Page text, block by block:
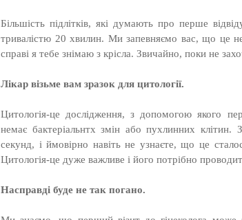
Більшість підлітків, які думають про перше
тривалістю 20 хвилин. Ми запевняємо вас, що це
справі я тебе знімаю з крісла. Звичайно, поки не
Лікар візьме вам зразок для цитології.
Цитологія-це дослідження, з допомогою якого
немає бактеріальнтх змін або пухлинних
секунд, і ймовірно навіть не узнаєте, що це
Цитологія-це дуже важливе і його потрібно
Насправді буде не так погано.